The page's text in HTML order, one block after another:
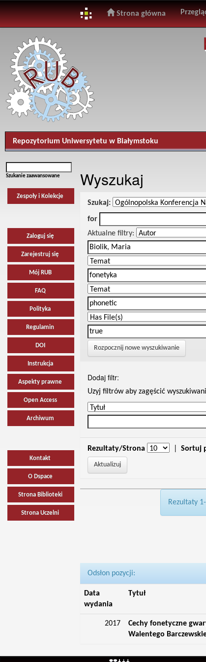
navigation
Strona główna
Repozytorium Uniwersytetu w Białymstoku
Szukanie zaawansowane
Zespoły i Kolekcje
Zaloguj się
Zarejestruj się
Mój RUB
FAQ
Polityka
Regulamin
DOI
Instrukcja
Aspekty prawne
Open Access
Archiwum
Kontakt
O Dspace
Strona Biblioteki
Strona Uczelni
Wyszukaj
Szukaj:
for
Aktualne filtry:
Rozpocznij nowe wyszukiwanie
Dodaj filtr:
Uzyj filtrów aby zagęścić
Rezultaty/Strona Sortuj
Rezultaty
Odsłon pozycji:
Data
wydania
Tytuł
2017
Cechy fonetyczne
Walentego